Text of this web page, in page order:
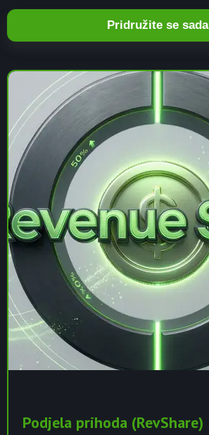
Pridružite se sada
Podjela prihoda (RevShare)